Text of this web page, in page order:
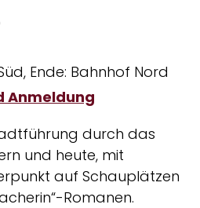
Ende: Bahnhof Nord
Anmeldung
durch das
und heute, mit
auf Schauplätzen
Romanen.